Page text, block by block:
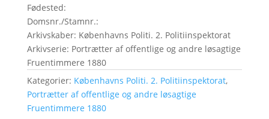
Fødested:
Domsnr./Stamnr.:
Arkivskaber: Københavns Politi. 2. Politiinspektorat
Arkivserie: Portrætter af offentlige og andre løsagtige
Fruentimmere 1880
Kategorier: Københavns Politi. 2. Politiinspektorat,
Portrætter af offentlige og andre løsagtige
Fruentimmere 1880